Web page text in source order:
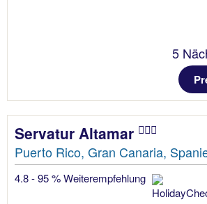
5
Servatur Altamar
Puerto Rico, Gran Canaria,
4.8 - 95 % Weiterempfehlung